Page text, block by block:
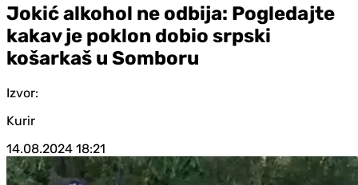
Jokić alkohol ne odbija: Pogledajte
kakav je poklon dobio srpski
košarkaš u Somboru
Izvor:
Kurir
14.08.2024 18:21